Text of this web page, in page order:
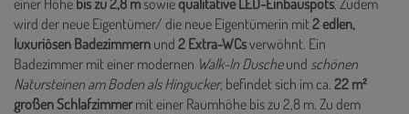
einer Höhe bis zu 2,8 m sowiequalitative LED-Einbauspots. Zudem
wird der neue Eigentümer/ die neue Eigentümerin mit 2 edlen,
luxuriösen Badezimmern und 2 Extra-WCsverwöhnt. Ein
Badezimmer mit einer modernen Walk-In Duscheund schönen
Natursteinen am Boden als Hingucker, befindet sich im ca. 22 m²
großen Schlafzimmermit einer Raumhöhe bis zu 2,8 m. Zu dem